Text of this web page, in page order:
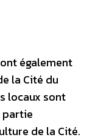
également
la Cité du
locaux sont
partie
de la Cité.